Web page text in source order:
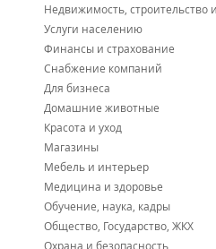
Недвижимость, строительство
Услуги населению
Финансы и страхование
Снабжение компаний
Для бизнеса
Домашние животные
Красота и уход
Магазины
Мебель и интерьер
Медицина и здоровье
Обучение, наука, кадры
Общество, Государство, ЖКХ
Охрана и безопасность